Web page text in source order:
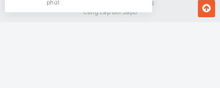
Bản quyền thuộc về Kiến Vàng
Cung cấp bởiSapo
phút